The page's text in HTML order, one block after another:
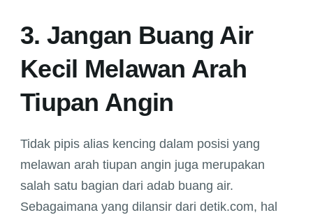
3. Jangan Buang Air
Kecil Melawan Arah
Tiupan Angin
Tidak pipis alias kencing dalam posisi yang
melawan arah tiupan angin juga merupakan
salah satu bagian dari adab buang air.
Sebagaimana yang dilansir dari detik.com, hal